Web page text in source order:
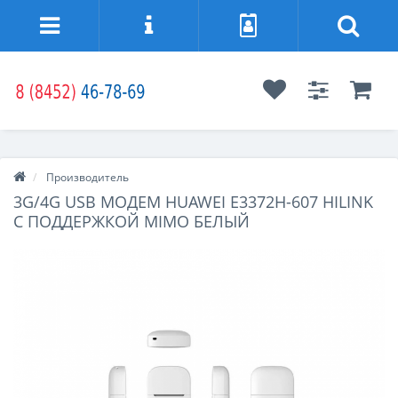
Производитель
3G/4G USB МОДЕМ HUAWEI E3372H-607 HILINK
С ПОДДЕРЖКОЙ MIMO БЕЛЫЙ